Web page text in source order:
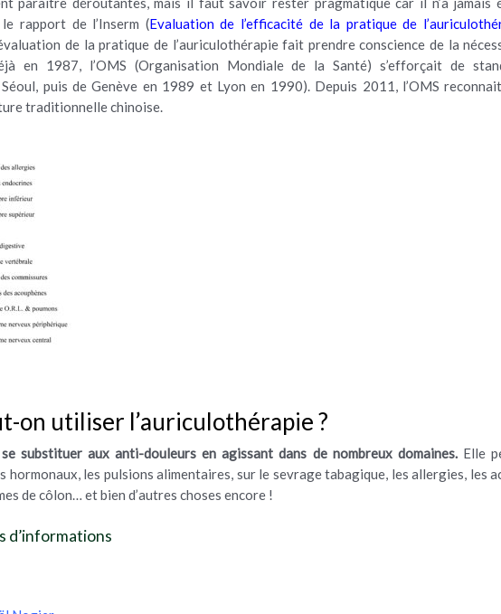
rapport de l’Inserm (Evaluation de l’efficacité de la pratique de
de la pratique de l’auriculothérapie fait prendre conscience de la
en 1987, l’OMS (Organisation Mondiale de la Santé) s’efforçait de
puis de Genève en 1989 et Lyon en 1990). Depuis 2011, l’OMS
traditionnelle chinoise.
on utiliser l’auriculothérapie ?
se substituer aux anti-douleurs en agissant dans de nombreux domaines.Elle
hormonaux, les pulsions alimentaires, sur le sevrage tabagique, les allergies, les
de côlon… et bien d’autres choses encore !
d’informations